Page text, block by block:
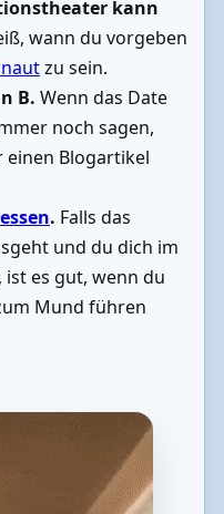
kann
wann du vorgeben
zu sein.
B. Wenn das Date
noch sagen,
Blogartikel
essen. Falls das
und du dich im
es gut, wenn du
Mund führen